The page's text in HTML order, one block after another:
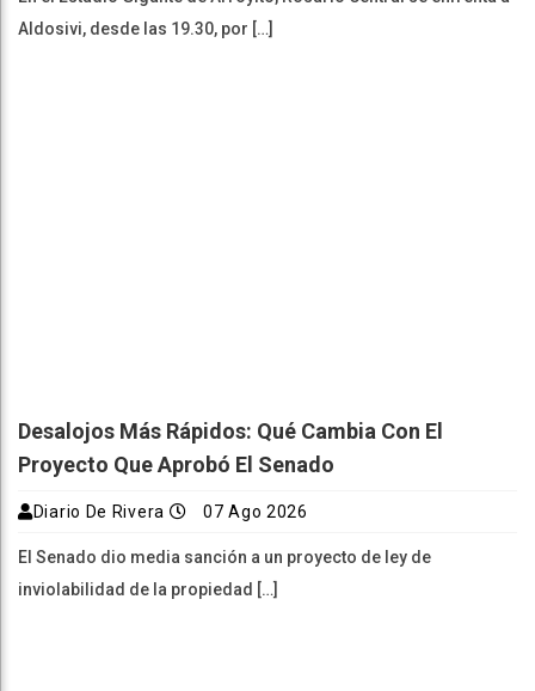
Aldosivi, desde las 19.30, por […]
Desalojos Más Rápidos: Qué Cambia Con El
Proyecto Que Aprobó El Senado
Diario De Rivera 07 Ago 2026
El Senado dio media sanción a un proyecto de ley de
inviolabilidad de la propiedad […]